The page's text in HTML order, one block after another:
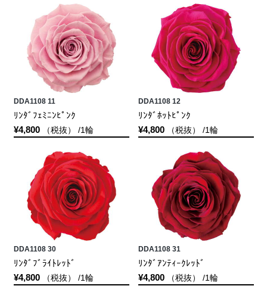
DDA1108 11
ﾘﾝﾀﾞﾌｪﾐﾆﾝﾋﾟﾝｸ
¥4,800（税抜） /1輪
DDA1108 12
ﾘﾝﾀﾞﾎｯﾄﾋﾟﾝｸ
¥4,800（税抜） /1輪
DDA1108 30
ﾘﾝﾀﾞﾌﾞﾗｲﾄﾚｯﾄﾞ
¥4,800（税抜） /1輪
DDA1108 31
ﾘﾝﾀﾞｱﾝﾃｨｰｸﾚｯﾄﾞ
¥4,800（税抜） /1輪